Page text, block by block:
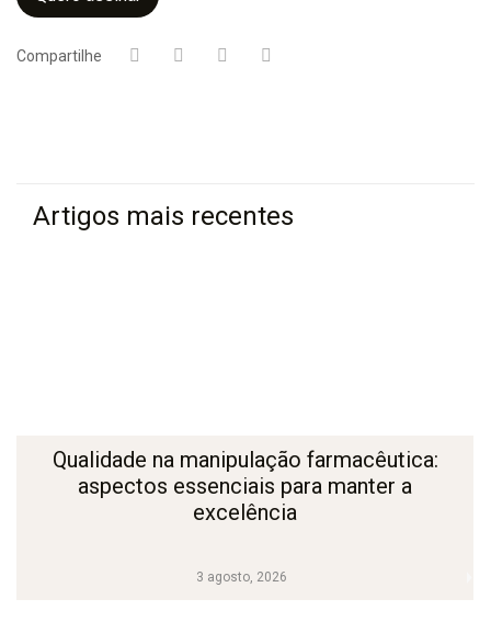
Compartilhe
Artigos mais recentes
3 agosto, 2026
Qualidade na manipulação farmacêutica:
aspectos essenciais para manter a
excelência